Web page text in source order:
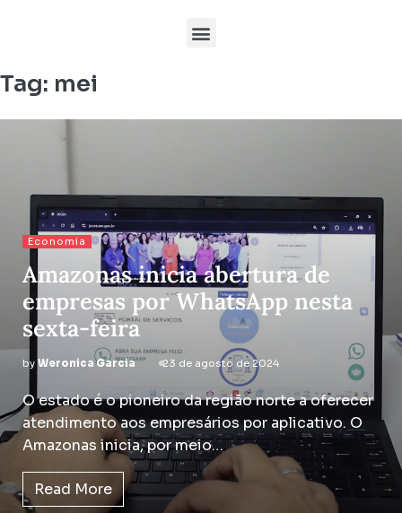
Tag: mei
Economia
Amazonas inicia abertura de
empresas por WhatsApp nesta
sexta-feira
by Weronica Garcia 23 de agosto de 2024
O estado é o pioneiro da região norte a oferecer
atendimento aos empresários por aplicativo. O
Amazonas inicia, por meio…
Read More